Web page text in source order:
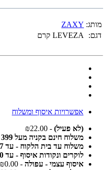
מותג: ZAXY
דגם:
LEVEZA קרם
אפשרויות איסוף ומשלוח
(לא פעיל) - ₪22.00
משלוח חינם בקניה מעל 399 ש"ח
משלוח עד בית הלקוח - עד 7 ימי עסקים
לוקרים ונקודות איסוף - עד 10 ימי עסקים
איסוף עצמי - עפולה - ₪0.00